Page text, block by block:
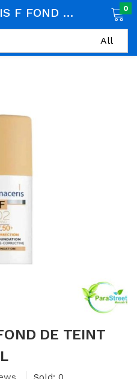
PHARMACERIS F FOND DE TEINT SPF 50+ (02) 30ML 0
DE TEINT